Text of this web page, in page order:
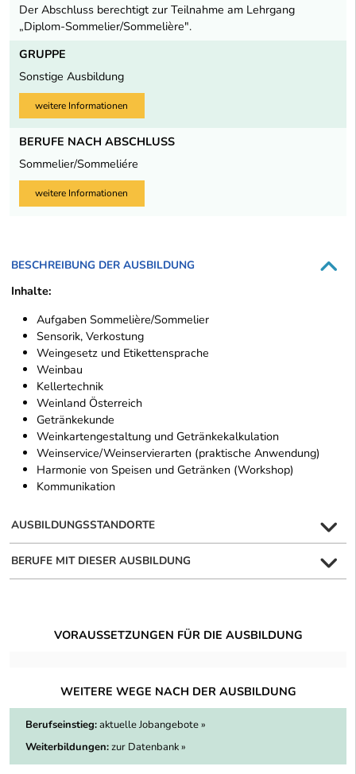
Der Abschluss berechtigt zur Teilnahme am Lehrgang
„Diplom-Sommelier/Sommelière".
GRUPPE
Sonstige Ausbildung
weitere Informationen
BERUFE NACH ABSCHLUSS
Sommelier/Sommeliére
weitere Informationen
BESCHREIBUNG DER AUSBILDUNG
Inhalte:
Aufgaben Sommelière/Sommelier
Sensorik, Verkostung
Weingesetz und Etikettensprache
Weinbau
Kellertechnik
Weinland Österreich
Getränkekunde
Weinkartengestaltung und Getränkekalkulation
Weinservice/Weinservierarten (praktische Anwendung)
Harmonie von Speisen und Getränken (Workshop)
Kommunikation
AUSBILDUNGSSTANDORTE
BERUFE MIT DIESER AUSBILDUNG
VORAUSSETZUNGEN FÜR DIE AUSBILDUNG
WEITERE WEGE NACH DER AUSBILDUNG
Berufseinstieg:aktuelle Jobangebote »
Weiterbildungen:zur Datenbank »